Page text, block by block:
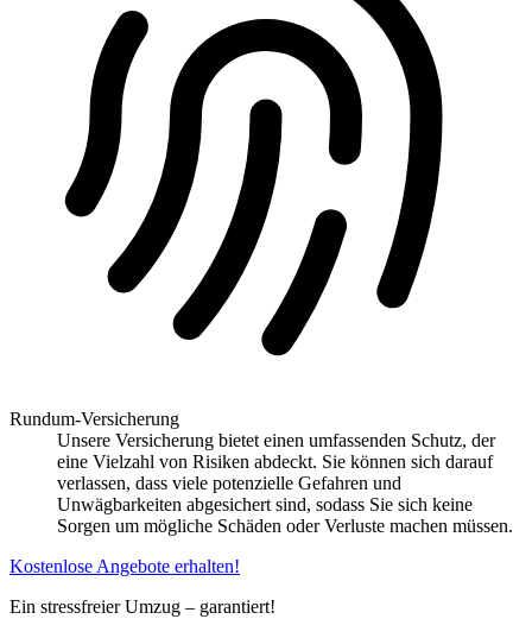
Rundum-Versicherung
Unsere Versicherung bietet einen umfassenden Schutz, der
eine Vielzahl von Risiken abdeckt. Sie können sich darauf
verlassen, dass viele potenzielle Gefahren und
Unwägbarkeiten abgesichert sind, sodass Sie sich keine
Sorgen um mögliche Schäden oder Verluste machen müssen.
Kostenlose Angebote erhalten!
Ein stressfreier Umzug – garantiert!